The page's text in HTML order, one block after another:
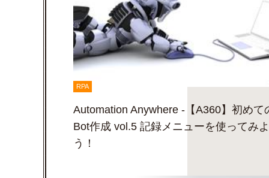
RPA
Automation Anywhere -【A360】初めて
Bot作成 vol.5 記録メニューを使ってみよ
う！